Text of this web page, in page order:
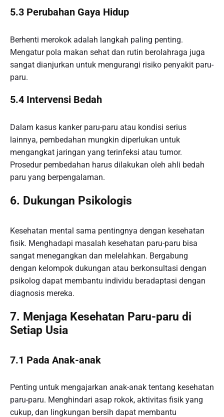
5.3 Perubahan Gaya Hidup
Berhenti merokok adalah langkah paling penting.
Mengatur pola makan sehat dan rutin berolahraga juga
sangat dianjurkan untuk mengurangi risiko penyakit paru-
paru.
5.4 Intervensi Bedah
Dalam kasus kanker paru-paru atau kondisi serius
lainnya, pembedahan mungkin diperlukan untuk
mengangkat jaringan yang terinfeksi atau tumor.
Prosedur pembedahan harus dilakukan oleh ahli bedah
paru yang berpengalaman.
6. Dukungan Psikologis
Kesehatan mental sama pentingnya dengan kesehatan
fisik. Menghadapi masalah kesehatan paru-paru bisa
sangat menegangkan dan melelahkan. Bergabung
dengan kelompok dukungan atau berkonsultasi dengan
psikolog dapat membantu individu beradaptasi dengan
diagnosis mereka.
7. Menjaga Kesehatan Paru-paru di
Setiap Usia
7.1 Pada Anak-anak
Penting untuk mengajarkan anak-anak tentang kesehatan
paru-paru. Menghindari asap rokok, aktivitas fisik yang
cukup, dan lingkungan bersih dapat membantu